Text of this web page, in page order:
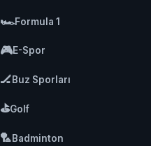
🏎️Formula 1
🎮E-Spor
🏒Buz Sporları
⛳Golf
🏸Badminton